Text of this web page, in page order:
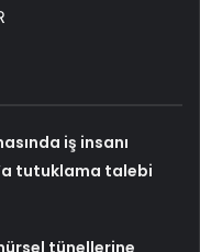
iş insanı
tutuklama talebi
tünellerine